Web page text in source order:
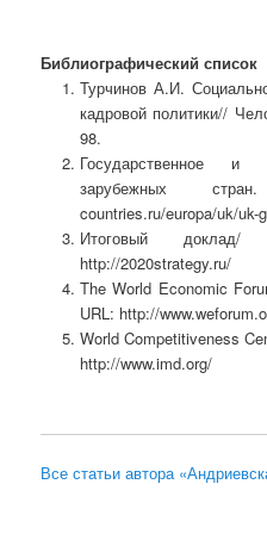
Библиографический список
Турчинов А.И.
кадровой политики//
98.
Государственное и
зарубежных
countries.ru/europa/uk/uk-
Итоговый
http://2020strategy.ru/
The World Economic
URL: http://
World Competitiveness
http://www.imd.org/
Все статьи автора